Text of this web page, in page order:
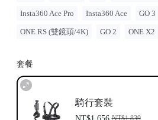
Insta360 Ace Pro Insta360 Ace GO 3
ONE RS (雙鏡頭/4K) GO 2 ONE X2
套餐
騎行套裝
NT$1,656 NT$1,839